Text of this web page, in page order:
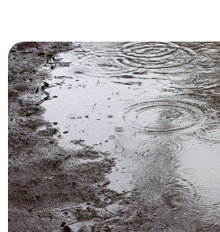
区画使っており、土地が他よりも広
も建てられる８寸サイズより１周り
墓をご提案させていただきました。
でテントを準備しましたが、開眼供
済みました。 結果的には雨も降ら
良い条件での開眼供養でした。 開
親戚が集まり、その中には小さなお
した。 小さなお子様なのでお墓参